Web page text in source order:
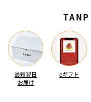
最短翌日
お届け
eギフト